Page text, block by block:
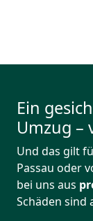
Ein
Umzug –
Und das gilt
Passau oder
bei uns aus
Schäden sind